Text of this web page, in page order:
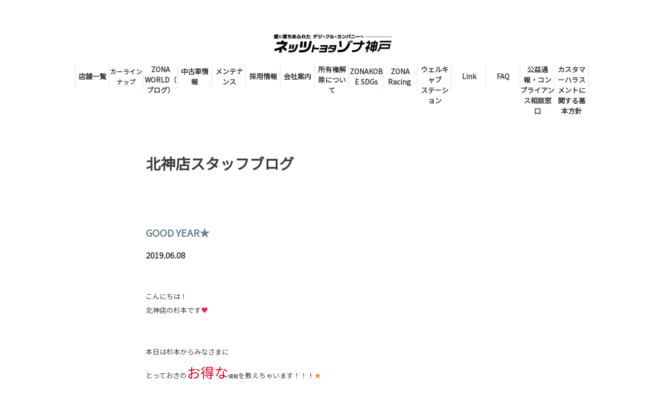
店舗一覧 カーライン
ナップ
ZONA
WORLD（
ブログ）
中古車情
報
メンテナ
ンス
採用情報 会社案内
所有権解
除につい
て
ZONAKOB
E SDGs
ZONA
Racing
ウェルキ
ャブ
ステーシ
ョン
Link FAQ
公益通
報・コン
プライアン
ス相談窓
口
カスタマ
ーハラス
メントに
関する基
本方針
北神店スタッフブログ
GOOD YEAR★
2019.06.08
こんにちは ！
北神店の杉本です♥
本日は杉本からみなさまに
とっておきの お得な情報を教えちゃいます ！！！ ★